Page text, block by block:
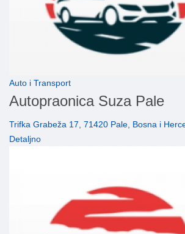
Auto i Transport
Autopraonica Suza Pale
Trifka Grabeža 17, 71420 Pale, Bosna i
Detaljno